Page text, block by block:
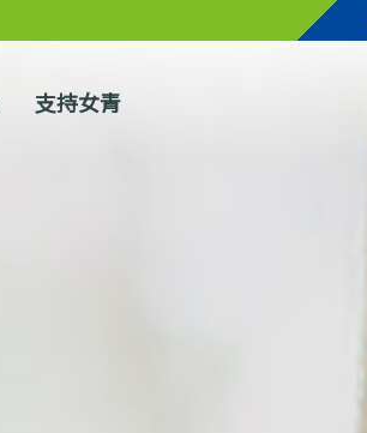
支持女青